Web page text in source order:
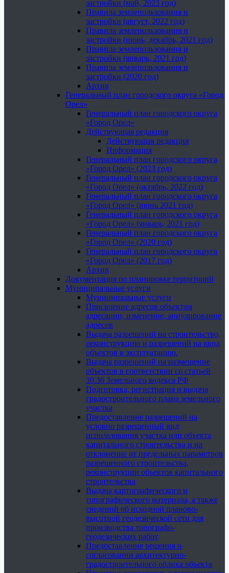
застройки (май, 2023 год)
Правила землепользования и
застройки (август, 2022 год)
Правила землепользования и
застройки (июнь, декабрь, 2021 год)
Правила землепользования и
застройки (январь, 2021 год)
Правила землепользования и
застройки (2020 год)
Архив
Генеральный план городского округа «Город
Орел»
Генеральный план городского округа
«Город Орел»
Действующая редакция
Действующая редакция
Информация
Генеральный план городского округа
«Город Орел» (2023 год)
Генеральный план городского округа
«Город Орел» (октябрь, 2022 год)
Генеральный план городского округа
«Город Орел» (июнь 2021 год)
Генеральный план городского округа
«Город Орел» (январь, 2021 год)
Генеральный план городского округа
«Город Орел» (2020 год)
Генеральный план городского округа
«Город Орел» (2017 год)
Архив
Документация по планировке территорий
Муниципальные услуги
Муниципальные услуги
Присвоение адресов объектам
адресации, изменение, аннулирование
адресов
Выдача разрешений на строительство,
реконструкцию и разрешений на ввод
объектов в эксплуатацию.
Выдача разрешений на размещение
объектов в соответствии со статьей
39.36 Земельного кодекса РФ
Подготовка, регистрация и выдача
градостроительного плана земельного
участка
Предоставление разрешений на
условно разрешенный вид
использования участка или объекта
капитального строительства и на
отклонение от предельных параметров
разрешенного строительства,
реконструкции объектов капитального
строительства
Выдача картографического и
топографического материала, а также
сведений об исходной планово-
высотной геодезической сети для
производства топографо-
геодезических работ
Предоставление решения о
согласовании архитектурно-
градостроительного облика объекта